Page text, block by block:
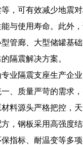
，可有效减少地震对
与使用寿命。此外
管廊、大型储罐基
隔震解决方案。
业隔震支座生产企业
、质量严苛的需求
料源头严格把控，
，钢板采用高强度
指标、耐温变等多